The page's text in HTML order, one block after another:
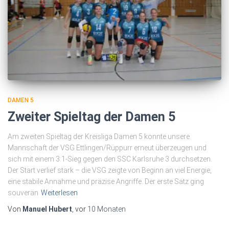
DAMEN 5
Zweiter Spieltag der Damen 5
Am zweiten Spieltag der Kreisliga Damen 5 konnte unsere
Mannschaft der VSG Ettlingen/Rüppurr erneut überzeugen und
sich mit einem 3:1-Sieg gegen den SSC Karlsruhe 3 durchsetzen.
Der Start verlief stark – die VSG zeigte von Beginn an viel Energie,
eine stabile Annahme und präzise Angriffe. Der erste Satz ging
souverän Weiterlesen
Von Manuel Hubert , vor 10 Monaten